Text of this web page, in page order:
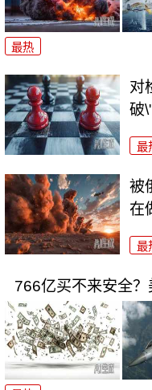
最热
对
破
最
被
在
最
766亿买不来安全